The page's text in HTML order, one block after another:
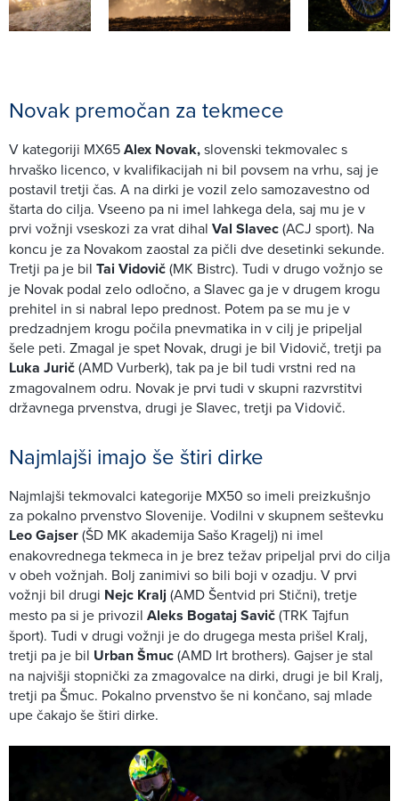
Novak premočan za tekmece
V kategoriji MX65Alex Novak,slovenski tekmovalec s
hrvaško licenco, v kvalifikacijah ni bil povsem na vrhu, saj je
postavil tretji čas. A na dirki je vozil zelo samozavestno od
štarta do cilja. Vseeno pa ni imel lahkega dela, saj mu je v
prvi vožnji vseskozi za vrat dihal Val Slavec(ACJ sport). Na
koncu je za Novakom zaostal za pičli dve desetinki sekunde.
Tretji pa je bil Tai Vidovič(MK Bistrc). Tudi v drugo vožnjo se
je Novak podal zelo odločno, a Slavec ga je v drugem krogu
prehitel in si nabral lepo prednost. Potem pa se mu je v
predzadnjem krogu počila pnevmatika in v cilj je pripeljal
šele peti. Zmagal je spet Novak, drugi je bil Vidovič, tretji pa
Luka Jurič(AMD Vurberk), tak pa je bil tudi vrstni red na
zmagovalnem odru. Novak je prvi tudi v skupni razvrstitvi
državnega prvenstva, drugi je Slavec, tretji pa Vidovič.
Najmlajši imajo še štiri dirke
Najmlajši tekmovalci kategorije MX50 so imeli preizkušnjo
za pokalno prvenstvo Slovenije. Vodilni v skupnem seštevku
Leo Gajser(ŠD MK akademija Sašo Kragelj) ni imel
enakovrednega tekmeca in je brez težav pripeljal prvi do cilja
v obeh vožnjah. Bolj zanimivi so bili boji v ozadju. V prvi
vožnji bil drugi Nejc Kralj (AMD Šentvid pri Stični), tretje
mesto pa si je privozil Aleks Bogataj Savič(TRK Tajfun
šport). Tudi v drugi vožnji je do drugega mesta prišel Kralj,
tretji pa je bil Urban Šmuc(AMD Irt brothers). Gajser je stal
na najvišji stopnički za zmagovalce na dirki, drugi je bil Kralj,
tretji pa Šmuc. Pokalno prvenstvo še ni končano, saj mlade
upe čakajo še štiri dirke.